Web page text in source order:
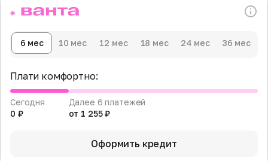
6 мес 10 мес 12 мес 18 мес 24 мес 36 мес
Плати комфортно:
Сегодня
0 ₽
Далее 6 платежей
от 1 255 ₽
Оформить кредит